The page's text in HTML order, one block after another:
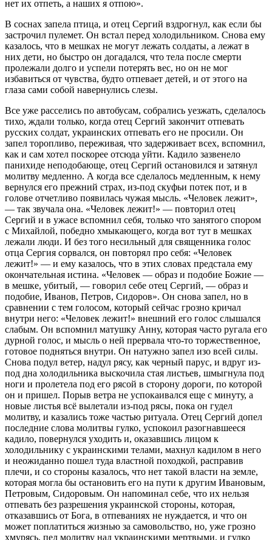
нет их отпеть, а наших я отпою».
В соснах запела птица, и отец Сергий вздрогнул, как если бы
застрочил пулемет. Он встал перед холодильником. Снова ему
казалось, что в мешках не могут лежать солдаты, а лежат в
них дети, но быстро он догадался, что тела после смерти
пролежали долго и успели потерять вес, но он не мог
избавиться от чувства, будто отпевает детей, и от этого на
глаза сами собой навернулись слезы.
Все уже расселись по автобусам, собрались уезжать, сделалось
тихо, ждали только, когда отец Сергий закончит отпевать
русских солдат, украинских отпевать его не просили. Он
запел торопливо, переживая, что задерживает всех, вспомнил,
как и сам хотел поскорее отсюда уйти. Кадило зазвенело
панихиде неподобающе, отец Сергий остановился и затянул
молитву медленно. А когда все сделалось медленным, к нему
вернулся его прежний страх, из-под скуфьи потек пот, и в
голове отчетливо появилась чужая мысль. «Человек лежит»,
— так звучала она. «Человек лежит!» — повторил отец
Сергий и в ужасе вспомнил себя, только что занятого спором
с Михайлой, победно хмыкающего, когда вот тут в мешках
лежали люди. И без того несильный для священника голос
отца Сергия сорвался, он повторял про себя: «Человек
лежит!» — и ему казалось, что в этих словах предстала ему
окончательная истина. «Человек — образ и подобие Божие —
в мешке, убитый, — говорил себе отец Сергий, — образ и
подобие, Иванов, Петров, Сидоров». Он снова запел, но в
сравнении с тем голосом, который сейчас грозно кричал
внутри него: «Человек лежит!» внешний его голос слышался
слабым. Он вспомнил матушку Анну, которая часто ругала его
дурной голос, и мысль о ней прервала что-то торжественное,
готовое подняться внутри. Он натужно запел изо всей силы.
Снова подул ветер, надул рясу, как черный парус, и вдруг из-
под дна холодильника выскочила стая листьев, шмыгнула под
ноги и пролетела под его рясой в сторону дороги, по которой
он и пришел. Порыв ветра не успокаивался еще с минуту, а
новые листья всё вылетали из-под рясы, пока он гудел
молитву, и казались тоже частью ритуала. Отец Сергий допел
последние слова молитвы гулко, успокоил разогнавшееся
кадило, повернулся уходить и, оказавшись лицом к
холодильнику с украинскими телами, махнул кадилом в него
и неожиданно пошел туда властной походкой, расправив
плечи, и со стороны казалось, что нет такой власти на земле,
которая могла бы остановить его на пути к другим Ивановым,
Петровым, Сидоровым. Он напоминал себе, что их нельзя
отпевать без разрешения украинской стороны, которая,
отказавшись от Бога, в отпеваниях не нуждается, и что он
может поплатиться жизнью за самовольство, но, уже грозно
хмурясь, пел молитву над украинскими мертвыми, и гулко